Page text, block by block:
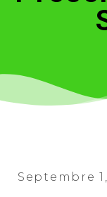
Septembre